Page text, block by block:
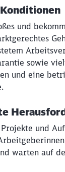
und
sowie
und eine
Projekte und
warten auf